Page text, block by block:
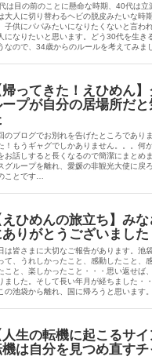
は目の前のことに懸命な時期、40代は立
大人に切り替わるヘビの脱皮みたいな時
子供にパパみたいになりたくないと言わ
になりたいと思います。どう30代を生き
なので、34歳からのルールを考えてみま
帰ってきた！えひめん
ープが自分の居場所だと
のブログでお別れを告げたところであり
！もうギャグでしかありません。。。何
お話しすると長くなるので簡潔にまとめ
グループを離れ、愛媛の非観光大使に戻
ことです…
えひめんの旅立ち】み
ありがとうございました
は皆さまに大切なご報告があります。池
て、うれしかったこと、感動したこと、
こと、楽しかったこと・・・思い返せば
ました。そして長い年月が経ちました・
の池袋から離れ、国に帰ろうと思います。
人生の転機に起こるサ
は自分を見つめ直す